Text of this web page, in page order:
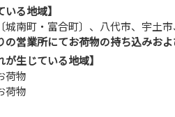
いる地域】
城南町・富合町〕、八代市、宇土
営業所にてお荷物の持ち込みおよ
が生じている地域】
荷物
荷物